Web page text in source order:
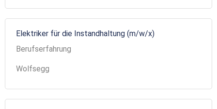
Elektriker für die Instandhaltung (m/w/x)
Berufserfahrung
Wolfsegg